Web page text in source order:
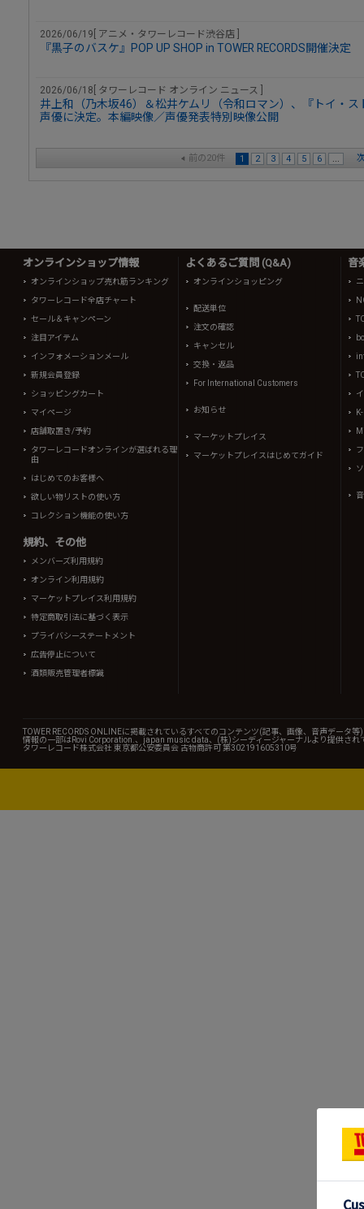
2026/06/19[ アニメ・タワーレコード渋谷店 ]
『黒子のバスケ』POP UP SHOP in TOWER RECORDS開催決定
2026/06/18[ タワーレコード オンライン ニュース ]
井上和（乃木坂46）＆松井ケムリ（令和ロマン）、『トイ・
声優に決定。本編映像／声優発表特別映像公開
前の20件 1 2 3 4 5 6 ...
オンラインショップ情報
オンラインショップ売れ筋ランキング
タワーレコード全店チャート
セール＆キャンペーン
注目アイテム
インフォメーションメール
新規会員登録
ショッピングカート
マイページ
店舗取置き/予約
タワーレコードオンラインが選ばれる理
由
はじめてのお客様へ
欲しい物リストの使い方
コレクション機能の使い方
規約、その他
メンバーズ利用規約
オンライン利用規約
マーケットプレイス利用規約
特定商取引法に基づく表示
プライバシーステートメント
広告停止について
酒類販売管理者標識
よくあるご質問 (Q&A)
オンラインショッピング
配送単位
注文の確認
キャンセル
交換・返品
For International Customers
お知らせ
マーケットプレイス
マーケットプレイスはじめてガイド
音
TOWER RECORDS ONLINEに掲載されているすべてのコンテンツ(記事、画像、音声データ
情報の一部はRovi Corporation.、japan music data、(株)シーディージャーナルより提供され
タワーレコード株式会社 東京都公安委員会 古物商許可 第302191605310号